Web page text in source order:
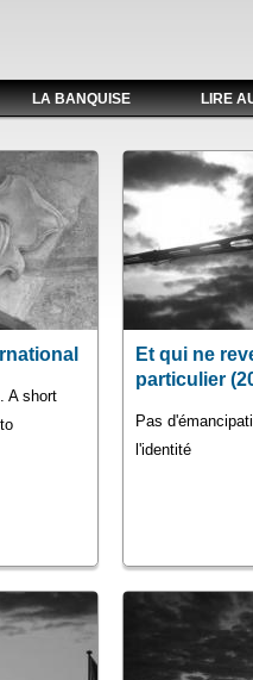
LA BANQUISE LIRE
A short
Et qui ne
particulier
Pas
l'identité